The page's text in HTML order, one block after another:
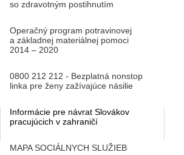
so zdravotným postihnutím
Operačný program potravinovej
a základnej materiálnej pomoci
2014 – 2020
0800 212 212 - Bezplatná nonstop
linka pre ženy zažívajúce násilie
Informácie pre návrat Slovákov
pracujúcich v zahraničí
MAPA SOCIÁLNYCH SLUŽIEB